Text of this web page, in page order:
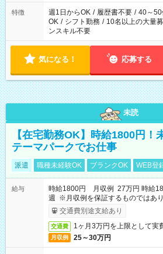
特徴 週1日からOK / 履歴書不要 / 40～50
OK / シフト勤務 / 10名以上の大量
ンスキル不要
気になる！ 応募する
未読
【在宅勤務OK】時給1800円！
テーマパークでお仕事
派遣 職種未経験OK ブランクOK WEB登
給与
時給1800円 月収例 27万円 時給
週 ※月収例を保証するものではあり
交通費別途支給あり
交通費 1ヶ月3万円を上限として実
月収例 25～30万円